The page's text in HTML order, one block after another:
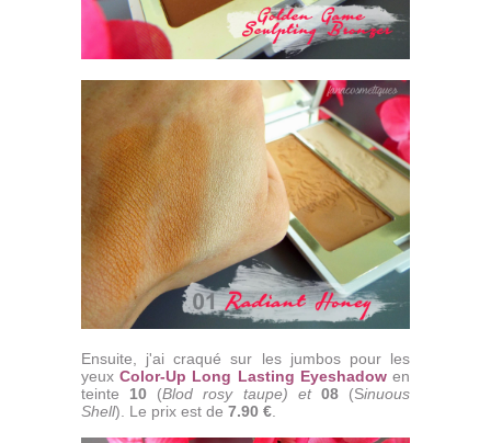
Ensuite, j'ai craqué sur les jumbos pour les
yeuxColor-Up Long Lasting Eyeshadowen
teinte 10 (Blod rosy taupe) et 08 (Sinuous
Shell). Le prix est de 7.90 €.